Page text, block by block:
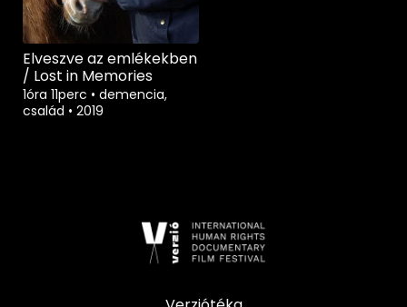
Elveszve az emlékekben
/ Lost in Memories
1óra 11perc • demencia,
család • 2019